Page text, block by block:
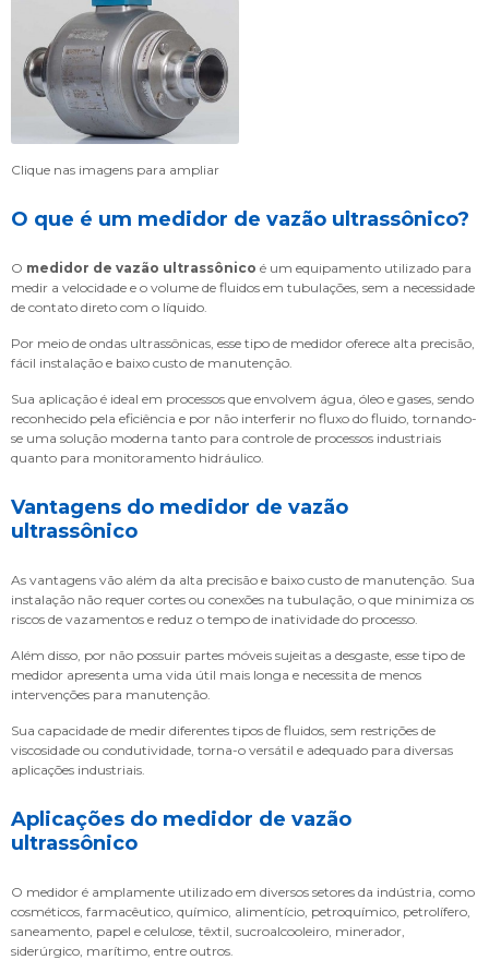
Clique nas imagens para ampliar
O que é um medidor de vazão ultrassônico?
O medidor de vazão ultrassônico é um equipamento utilizado para
medir a velocidade e o volume de fluidos em tubulações, sem a necessidade
de contato direto com o líquido.
Por meio de ondas ultrassônicas, esse tipo de medidor oferece alta precisão,
fácil instalação e baixo custo de manutenção.
Sua aplicação é ideal em processos que envolvem água, óleo e gases, sendo
reconhecido pela eficiência e por não interferir no fluxo do fluido, tornando-
se uma solução moderna tanto para controle de processos industriais
quanto para monitoramento hidráulico.
Vantagens do medidor de vazão
ultrassônico
As vantagens vão além da alta precisão e baixo custo de manutenção. Sua
instalação não requer cortes ou conexões na tubulação, o que minimiza os
riscos de vazamentos e reduz o tempo de inatividade do processo.
Além disso, por não possuir partes móveis sujeitas a desgaste, esse tipo de
medidor apresenta uma vida útil mais longa e necessita de menos
intervenções para manutenção.
Sua capacidade de medir diferentes tipos de fluidos, sem restrições de
viscosidade ou condutividade, torna-o versátil e adequado para diversas
aplicações industriais.
Aplicações do medidor de vazão
ultrassônico
O medidor é amplamente utilizado em diversos setores da indústria, como
cosméticos, farmacêutico, químico, alimentício, petroquímico, petrolífero,
saneamento, papel e celulose, têxtil, sucroalcooleiro, minerador,
siderúrgico, marítimo, entre outros.